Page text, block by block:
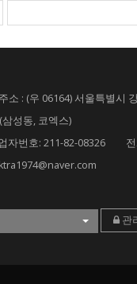
: (우 06164) 서울특별시
성동, 코엑스)
번호: 211-82-08326 전
관